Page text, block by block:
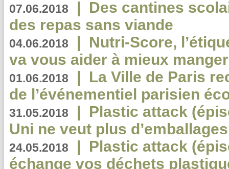
07.06.2018 | Des cantines
des repas sans viande
04.06.2018 | Nutri-Score,
va vous aider à mieux
01.06.2018 | La Ville de Paris
de l’événementiel parisien
31.05.2018 | Plastic attack
Uni ne veut plus
24.05.2018 | Plastic attack
échange vos déchets